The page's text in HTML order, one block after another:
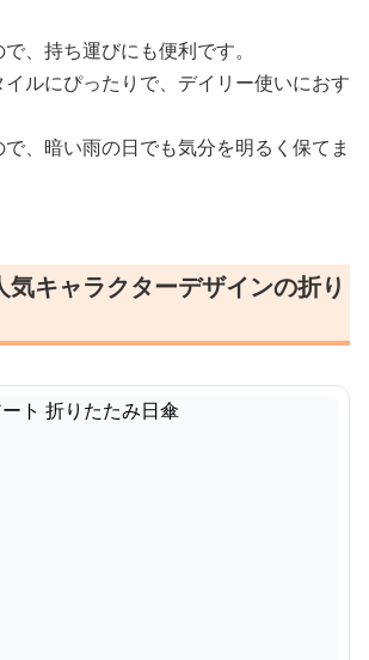
、持ち運びにも便利です。
ルにぴったりで、デイリー使いにおす
、暗い雨の日でも気分を明るく保てま
気キャラクターデザインの折り